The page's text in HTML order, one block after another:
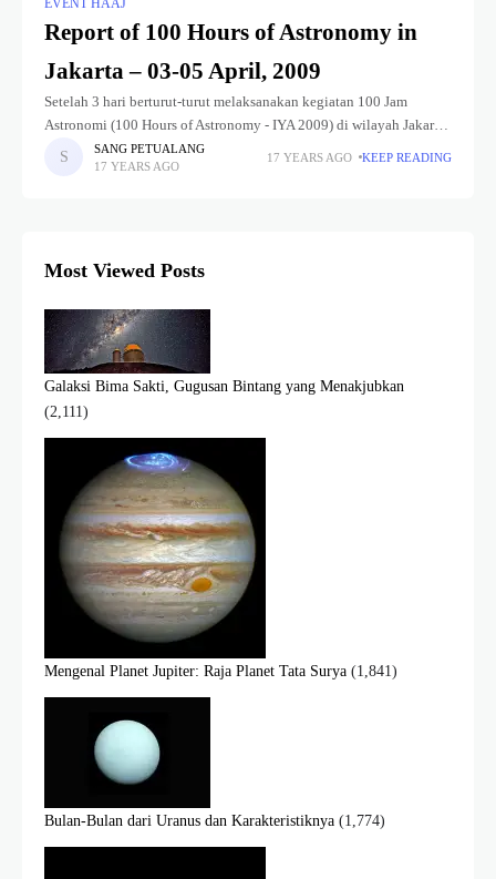
EVENT HAAJ
Report of 100 Hours of Astronomy in
Jakarta – 03-05 April, 2009
Setelah 3 hari berturut-turut melaksanakan kegiatan 100 Jam
Astronomi (100 Hours of Astronomy - IYA 2009) di wilayah Jakarta,
HAAJ dibantu dengan FOSCA (Forum of Scientist Teenagers) telah
melaksanakan kegiatan
SANG PETUALANG
17 YEARS AGO
17 YEARS AGO KEEP READING
Most Viewed Posts
Galaksi Bima Sakti, Gugusan Bintang yang Menakjubkan
(2,111)
Mengenal Planet Jupiter: Raja Planet Tata Surya (1,841)
Bulan-Bulan dari Uranus dan Karakteristiknya (1,774)